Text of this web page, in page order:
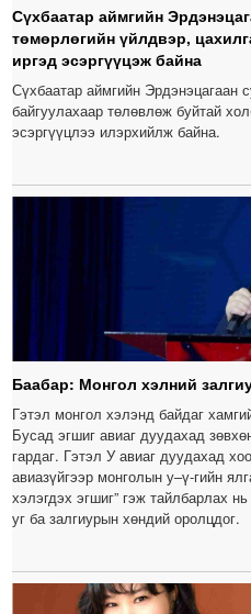
Сүхбаатар аймгийн
төмөрлөгийн үйлдвэр,
иргэд эсэргүүцэж байна
Сүхбаатар аймгийн Эрдэнэцагаан
байгуулахаар төлөвлөж буйтай
эсэргүүцлээ илэрхийлж байна.
Баабар: Монгол хэлний
Гэтэл монгол хэлэнд байдаг
Бусад эгшиг авиаг дуудахад
гардаг. Гэтэл У авиаг дуудахад
авиазүйгээр монголын у–ү-гийн
хэлэгдэх эгшиг” гэж тайлбарлах
уг ба залгиурын хөндий оролцдог.